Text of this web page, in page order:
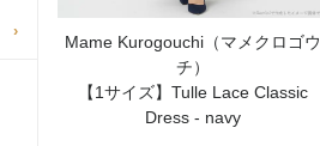
›
Mame Kurogouchi（マメクロゴウ
チ）
【1サイズ】Tulle Lace Classic
Dress - navy